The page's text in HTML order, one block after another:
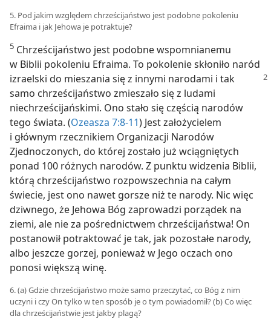
5. Pod jakim względem chrześcijaństwo jest podobne pokoleniu
Efraima i jak Jehowa je potraktuje?
5 Chrześcijaństwo jest podobne wspomnianemu
w Biblii pokoleniu Efraima. To pokolenie skłoniło naród
izraelski do mieszania się z innymi narodami i tak
samo chrześcijaństwo zmieszało się z ludami
niechrześcijańskimi. Ono stało się częścią narodów
tego świata. (Ozeasza 7:8-11) Jest założycielem
i głównym rzecznikiem Organizacji Narodów
Zjednoczonych, do której zostało już wciągniętych
ponad 100 różnych narodów. Z punktu widzenia Biblii,
którą chrześcijaństwo rozpowszechnia na całym
świecie, jest ono nawet gorsze niż te narody. Nic więc
dziwnego, że Jehowa Bóg zaprowadzi porządek na
ziemi, ale nie za pośrednictwem chrześcijaństwa! On
postanowił potraktować je tak, jak pozostałe narody,
albo jeszcze gorzej, ponieważ w Jego oczach ono
ponosi większą winę.
6. (a) Gdzie chrześcijaństwo może samo przeczytać, co Bóg z nim
uczyni i czy On tylko w ten sposób je o tym powiadomił? (b) Co więc
dla chrześcijaństwie jest jakby plagą?